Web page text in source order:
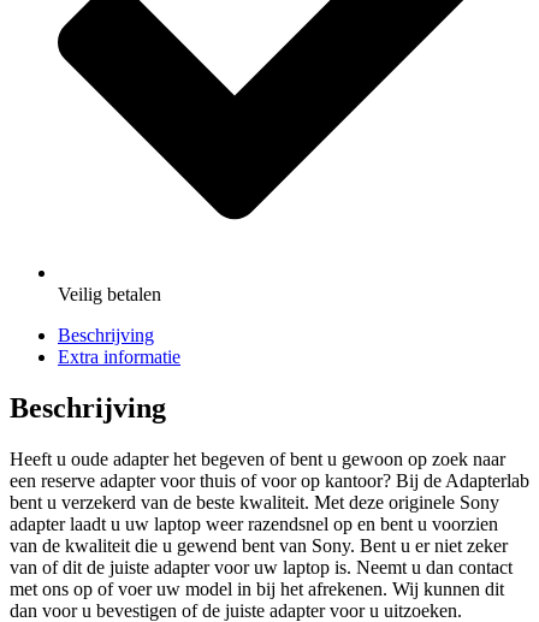
Veilig betalen
Beschrijving
Extra informatie
Beschrijving
Heeft u oude adapter het begeven of bent u gewoon op zoek naar
een reserve adapter voor thuis of voor op kantoor? Bij de Adapterlab
bent u verzekerd van de beste kwaliteit. Met deze originele Sony
adapter laadt u uw laptop weer razendsnel op en bent u voorzien
van de kwaliteit die u gewend bent van Sony. Bent u er niet zeker
van of dit de juiste adapter voor uw laptop is. Neemt u dan contact
met ons op of voer uw model in bij het afrekenen. Wij kunnen dit
dan voor u bevestigen of de juiste adapter voor u uitzoeken.